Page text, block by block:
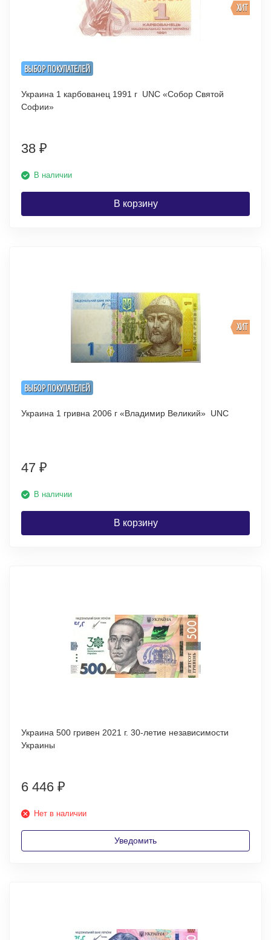
ВЫБОР ПОКУПАТЕЛЕЙ
ХИТ
Украина 1 карбованец 1991 г UNC «Собор Святой
Софии»
38 ₽
В наличии
В корзину
ВЫБОР ПОКУПАТЕЛЕЙ
ХИТ
Украина 1 гривна 2006 г «Владимир Великий» UNC
47 ₽
В наличии
В корзину
Украина 500 гривен 2021 г. 30-летие независимости
Украины
6 446 ₽
Нет в наличии
Уведомить